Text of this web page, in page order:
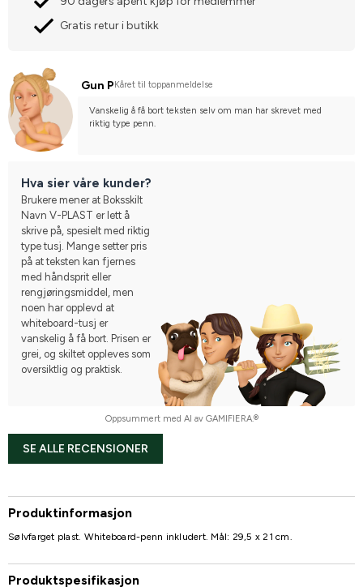
Gratis retur i butikk
Gun P Kåret til toppanmeldelse
Vanskelig å få bort teksten selv om man har skrevet med
riktig type penn.
Hva sier våre kunder?
Brukere mener at Boksskilt
Navn V-PLAST er lett å
skrive på, spesielt med riktig
type tusj. Mange setter pris
på at teksten kan fjernes
med håndsprit eller
rengjøringsmiddel, men
noen har opplevd at
whiteboard-tusj er
vanskelig å få bort. Prisen er
grei, og skiltet oppleves som
oversiktlig og praktisk.
Oppsummert med AI av GAMIFIERA.®
SE ALLE RECENSIONER
Produktinformasjon
Sølvfarget plast. Whiteboard-penn inkludert. Mål: 29,5 x 21 cm.
Produktspesifikasjon